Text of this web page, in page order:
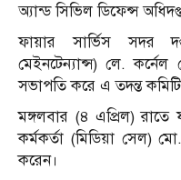
অ্যান্ড সিভিল ডিফেন্স
ফায়ার সার্ভিস সদর
মেইনটেন্যান্স) লে.
সভাপতি করে এ তদন্ত
মঙ্গলবার (৪ এপ্রিল) রাতে
কর্মকর্তা (মিডিয়া সেল)
করেন।